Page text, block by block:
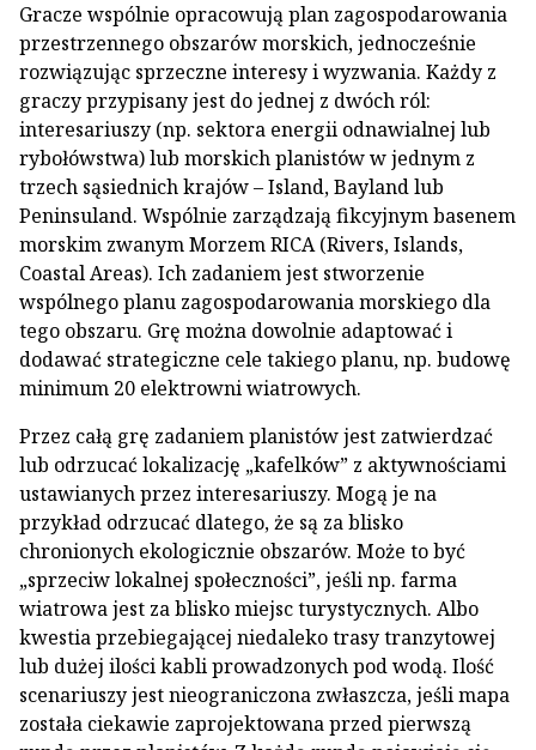
Gracze wspólnie opracowują plan zagospodarowania
przestrzennego obszarów morskich, jednocześnie
rozwiązując sprzeczne interesy i wyzwania. Każdy z
graczy przypisany jest do jednej z dwóch ról:
interesariuszy (np. sektora energii odnawialnej lub
rybołówstwa) lub morskich planistów w jednym z
trzech sąsiednich krajów – Island, Bayland lub
Peninsuland. Wspólnie zarządzają fikcyjnym basenem
morskim zwanym Morzem RICA (Rivers, Islands,
Coastal Areas). Ich zadaniem jest stworzenie
wspólnego planu zagospodarowania morskiego dla
tego obszaru. Grę można dowolnie adaptować i
dodawać strategiczne cele takiego planu, np. budowę
minimum 20 elektrowni wiatrowych.
Przez całą grę zadaniem planistów jest zatwierdzać
lub odrzucać lokalizację „kafelków” z aktywnościami
ustawianych przez interesariuszy. Mogą je na
przykład odrzucać dlatego, że są za blisko
chronionych ekologicznie obszarów. Może to być
„sprzeciw lokalnej społeczności”, jeśli np. farma
wiatrowa jest za blisko miejsc turystycznych. Albo
kwestia przebiegającej niedaleko trasy tranzytowej
lub dużej ilości kabli prowadzonych pod wodą. Ilość
scenariuszy jest nieograniczona zwłaszcza, jeśli mapa
została ciekawie zaprojektowana przed pierwszą